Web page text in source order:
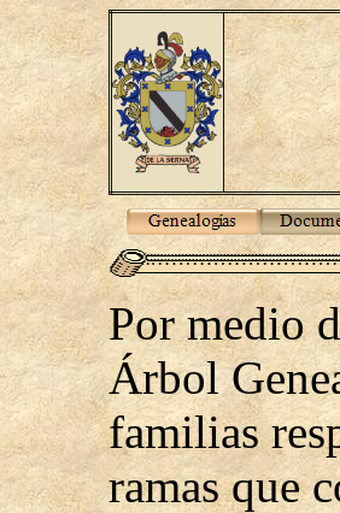
Por medio
Árbol
familias
ramas que